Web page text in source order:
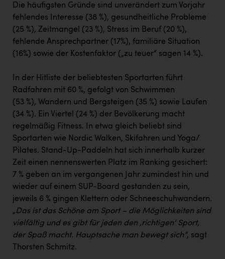
Die häufigsten Gründe sind unverändert zum Vorjahr
fehlendes Interesse (38 %), gesundheitliche Probleme
(25 %), Zeitmangel (23 %), Stress im Beruf (20 %),
fehlende Ansprechpartner (17%), familiäre Situation
(16%) sowie der Kostenfaktor („zu teuer“ sagen 14 %).
In der Hitliste der beliebtesten Sportarten führt
Radfahren mit 60 %, gefolgt von Schwimmen
(53 %), Wandern und Bergsteigen (35 %) sowie Laufen
(34 %). Ein Viertel (24 %) der Bevölkerung macht
regelmäßig Fitness. In etwa gleich beliebt sind
Sportarten wie Nordic Walken, Skifahren und Yoga/
Pilates. Stand-Up-Paddeln hat sich innerhalb kurzer
Zeit einen nennenswerten Platz im Ranking gesichert:
7 % geben an im vergangenen Jahr zumindest hin und
wieder auf einem SUP-Board gestanden zu sein,
jeweils 6 % gingen Klettern oder Schneeschuhwandern.
„Das ist das Schöne am Sport – die Möglichkeiten sind
vielfältig und es gibt für jeden den ‚richtigen‘ Sport,
der Spaß macht. Hauptsache man bewegt sich“, sagt
Thorsten Schmitz.